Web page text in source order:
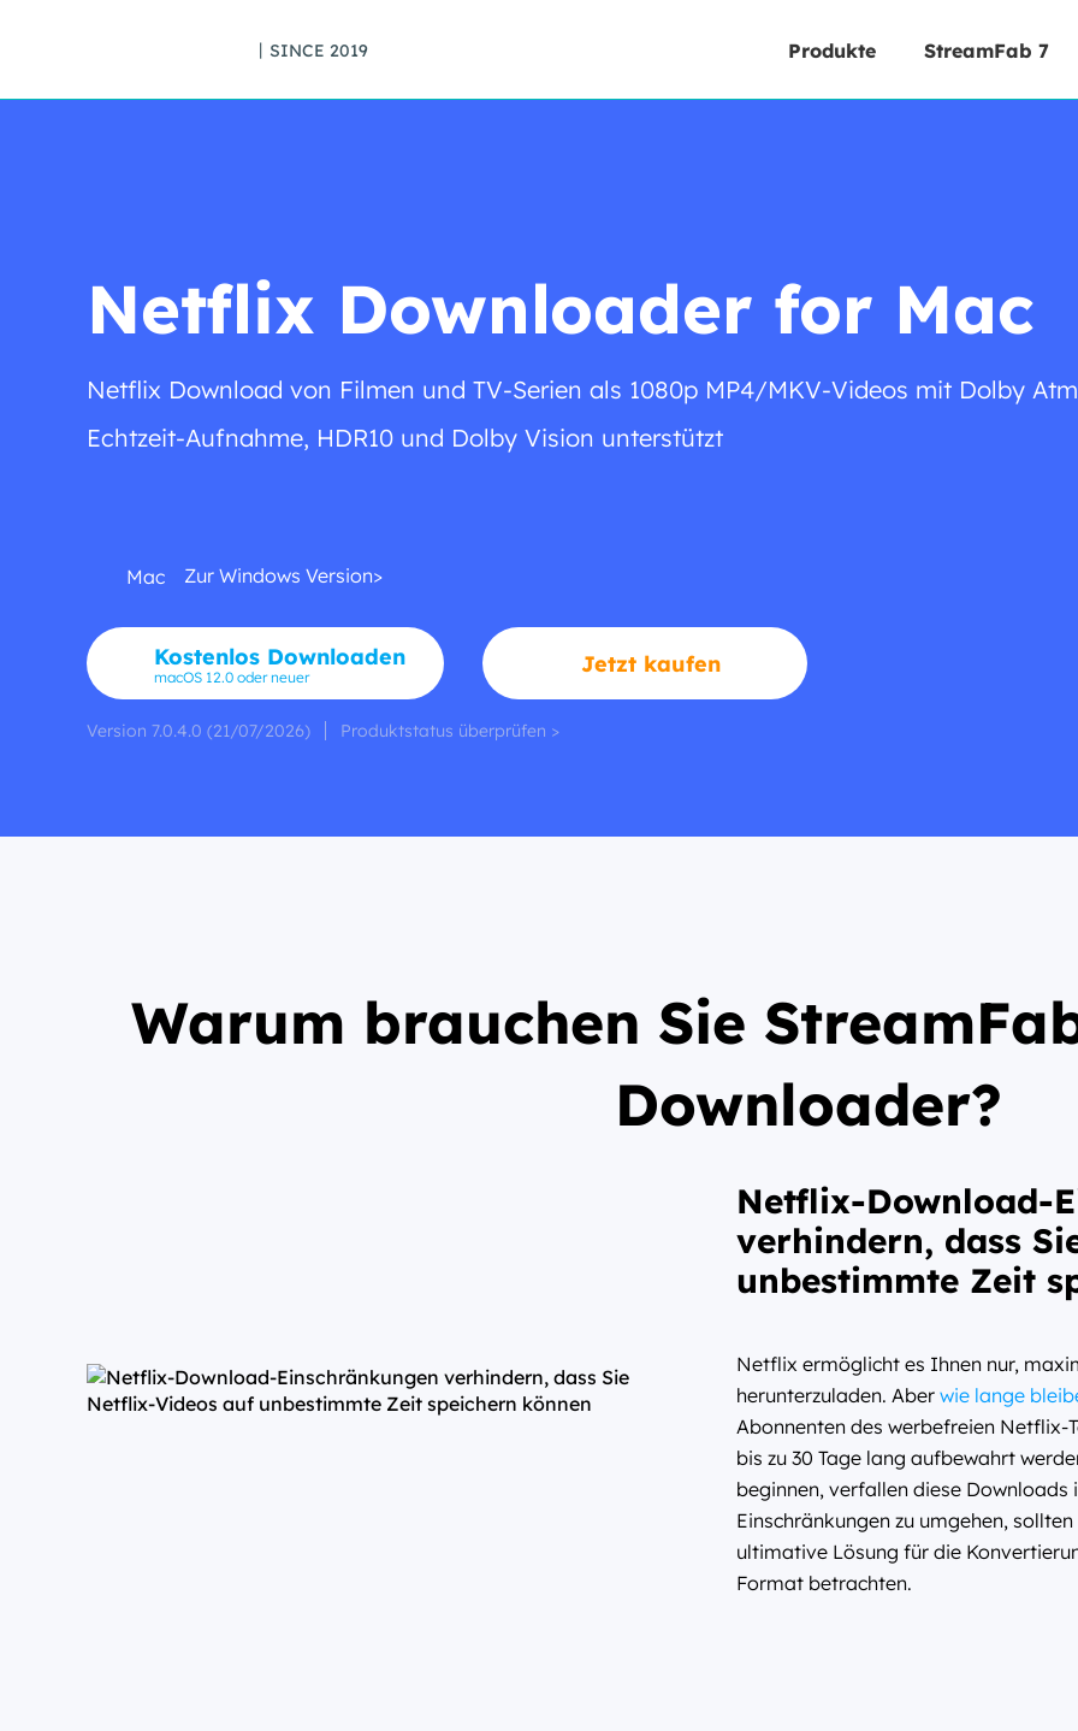
丨SINCE 2019 Produkte StreamFab 7
Netflix Downloader for Mac
Netflix Download von Filmen und TV-Serien als 1080p MP4/MKV-Videos mit Dolby
Echtzeit-Aufnahme, HDR10 und Dolby Vision unterstützt
Mac Zur Windows Version>
Kostenlos Downloaden
macOS 12.0 oder neuer Jetzt kaufen
Version 7.0.4.0 (21/07/2026) Produktstatus überprüfen >
Warum brauchen Sie
Downloader?
Netflix-Download-
verhindern, dass
unbestimmte Zeit
Netflix ermöglicht es Ihnen nur,
herunterzuladen. Aber wie lange
Abonnenten des werbefreien Netflix-
bis zu 30 Tage lang aufbewahrt
beginnen, verfallen diese
Einschränkungen zu umgehen,
ultimative Lösung für die
Format betrachten.